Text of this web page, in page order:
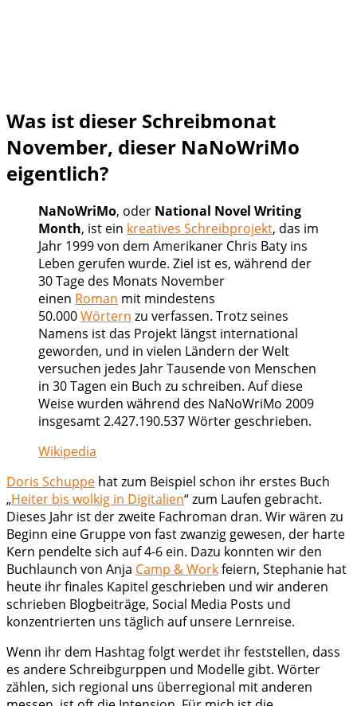
Was ist dieser Schreibmonat
November, dieser NaNoWriMo
eigentlich?
NaNoWriMo, oder National Novel Writing
Month, ist ein kreatives Schreibprojekt, das im
Jahr 1999 von dem Amerikaner Chris Baty ins
Leben gerufen wurde. Ziel ist es, während der
30 Tage des Monats November
einen Roman mit mindestens
50.000Wörtern zu verfassen. Trotz seines
Namens ist das Projekt längst international
geworden, und in vielen Ländern der Welt
versuchen jedes Jahr Tausende von Menschen
in 30 Tagen ein Buch zu schreiben. Auf diese
Weise wurden während des NaNoWriMo 2009
insgesamt 2.427.190.537 Wörter geschrieben.
Wikipedia
Doris Schuppe hat zum Beispiel schon ihr erstes Buch
„Heiter bis wolkig in Digitalien“ zum Laufen gebracht.
Dieses Jahr ist der zweite Fachroman dran. Wir wären zu
Beginn eine Gruppe von fast zwanzig gewesen, der harte
Kern pendelte sich auf 4-6 ein. Dazu konnten wir den
Buchlaunch von Anja Camp & Workfeiern, Stephanie hat
heute ihr finales Kapitel geschrieben und wir anderen
schrieben Blogbeiträge, Social Media Posts und
konzentrierten uns täglich auf unsere Lernreise.
Wenn ihr dem Hashtag folgt werdet ihr feststellen, dass
es andere Schreibgurppen und Modelle gibt. Wörter
zählen, sich regional uns überregional mit anderen